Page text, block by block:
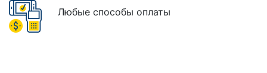
Любые способы оплаты